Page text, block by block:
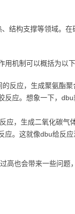
结构支撑等领域。
机制可以概括为以下
反应，生成聚氨酯
应。想象一下，
应，生成二氧化碳气
。这就像dbu给反应
高也会带来一些问题